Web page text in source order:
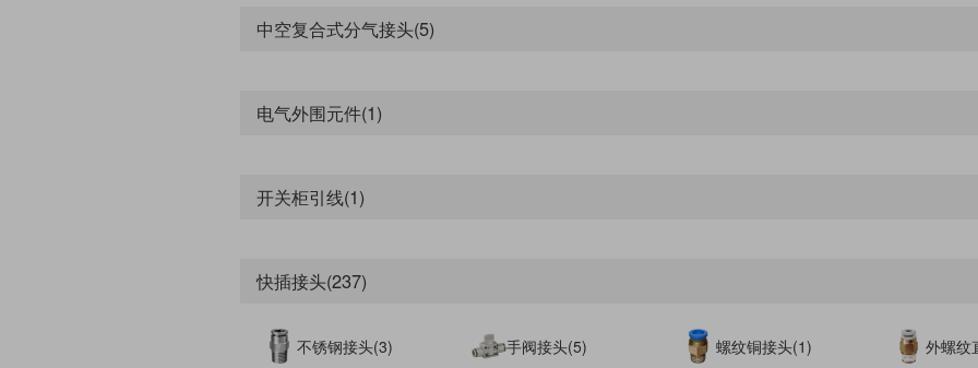
中空复合式分气接头(5)
电气外围元件(1)
开关柜引线(1)
快插接头(237)
不锈钢接头(3) 手阀接头(5) 螺纹铜接头(1) 外螺纹